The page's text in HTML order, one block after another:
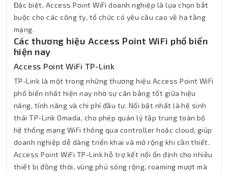
Đặc biệt, Access Point WiFi doanh nghiệp là lựa chọn bắt
buộc cho các công ty, tổ chức có yêu cầu cao về hạ tầng
mạng.
Các thương hiệu Access Point WiFi phổ biến
hiện nay
Access Point WiFi TP-Link
TP-Link là một trong những thương hiệu Access Point WiFi
phổ biến nhất hiện nay nhờ sự cân bằng tốt giữa hiệu
năng, tính năng và chi phí đầu tư. Nổi bật nhất là hệ sinh
thái TP-Link Omada, cho phép quản lý tập trung toàn bộ
hệ thống mạng WiFi thông qua controller hoặc cloud, giúp
doanh nghiệp dễ dàng triển khai và mở rộng khi cần thiết.
Access Point WiFi TP-Link hỗ trợ kết nối ổn định cho nhiều
thiết bị đồng thời, vùng phủ sóng rộng, roaming mượt mà